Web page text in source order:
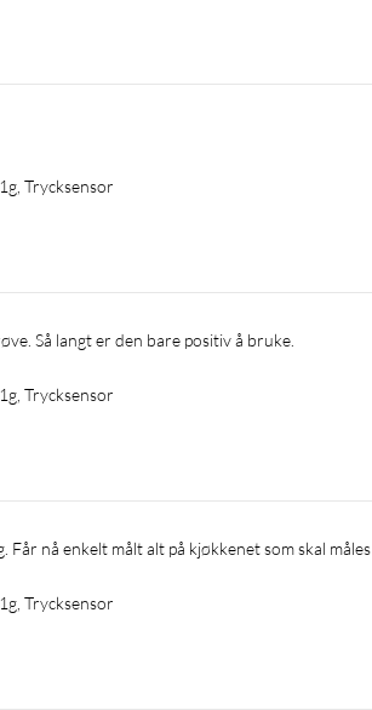
Trycksensor
Så langt er den bare positiv å bruke.
Trycksensor
Får nå enkelt målt alt på kjøkkenet som skal måles
Trycksensor